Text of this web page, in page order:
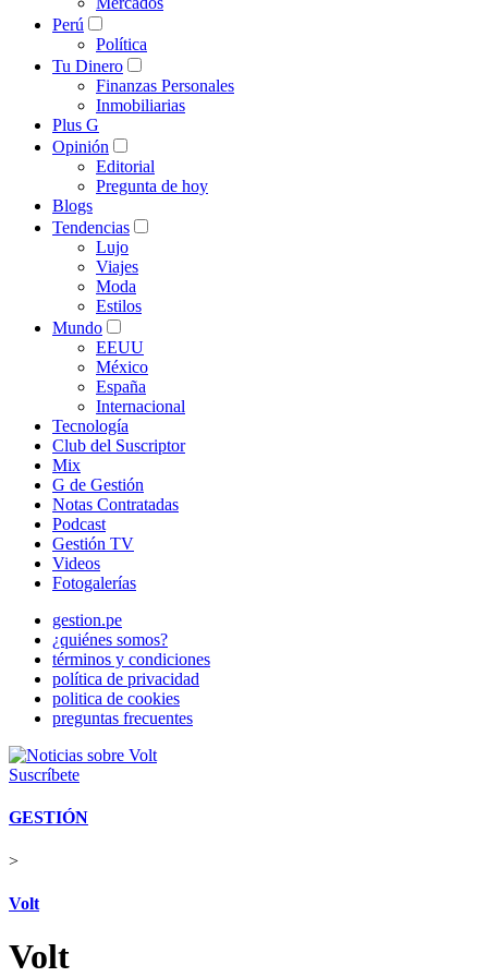
Perú
Política
Tu Dinero
Finanzas Personales
Inmobiliarias
Plus G
Opinión
Editorial
Pregunta de hoy
Blogs
Tendencias
Lujo
Viajes
Moda
Estilos
Mundo
EEUU
México
España
Internacional
Tecnología
Club del Suscriptor
Mix
G de Gestión
Notas Contratadas
Podcast
Gestión TV
Videos
Fotogalerías
gestion.pe
¿quiénes somos?
términos y condiciones
política de privacidad
politica de cookies
preguntas frecuentes
Suscríbete
GESTIÓN
>
Volt
Volt